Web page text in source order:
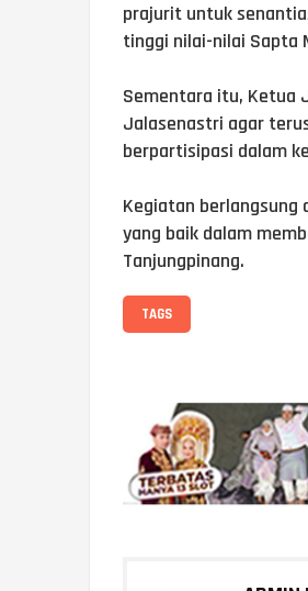
prajurit untuk
tinggi nilai-nilai Sapta
Sementara itu, Ketua
Jalasenastri agar
berpartisipasi dalam
Kegiatan berlangsung
yang baik dalam
Tanjungpinang.
TAGS